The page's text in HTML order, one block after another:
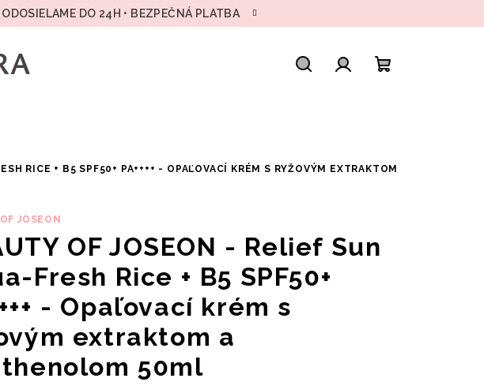
DO 24H • BEZPEČNÁ PLATBA
RICE + B5 SPF50+ PA++++ - OPAĽOVACÍ KRÉM S RYŽOVÝM EXTRAKTOM
JOSEON
OF JOSEON - Relief Sun
Fresh Rice + B5 SPF50+
- Opaľovací krém s
extraktom a
50ml